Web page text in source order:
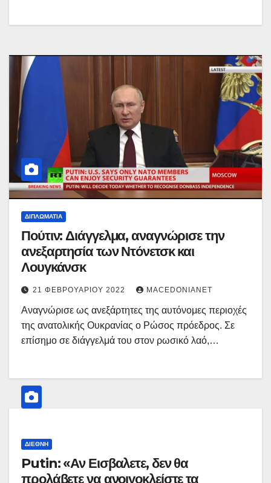
ΔΙΠΛΩΜΑΤΊΑ
Πούτιν: Διάγγελμα, αναγνώρισε την
ανεξαρτησία των Ντόνετσκ και
Λουγκάνσκ
21 ΦΕΒΡΟΥΑΡΊΟΥ 2022 MACEDONIANET
Αναγνώρισε ως ανεξάρτητες της αυτόνομες περιοχές
της ανατολικής Ουκρανίας ο Ρώσος πρόεδρος. Σε
επίσημο σε διάγγελμά του στον ρωσικό λαό,…
ΔΙΕΘΝΉ
Putin: «Αν Εισβαλετε, δεν θα
προλάβετε να ανοιγοκλείστε τα